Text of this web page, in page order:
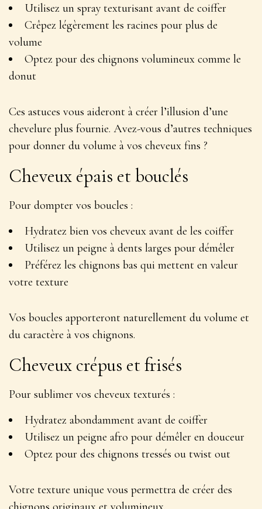
Utilisez un spray texturisant avant de coiffer
Crêpez légèrement les racines pour plus de
volume
Optez pour des chignons volumineux comme le
donut
Ces astuces vous aideront à créer l’illusion d’une
chevelure plus fournie. Avez-vous d’autres techniques
pour donner du volume à vos cheveux fins ?
Cheveux épais et bouclés
Pour dompter vos boucles :
Hydratez bien vos cheveux avant de les coiffer
Utilisez un peigne à dents larges pour démêler
Préférez les chignons bas qui mettent en valeur
votre texture
Vos boucles apporteront naturellement du volume et
du caractère à vos chignons.
Cheveux crépus et frisés
Pour sublimer vos cheveux texturés :
Hydratez abondamment avant de coiffer
Utilisez un peigne afro pour démêler en douceur
Optez pour des chignons tressés ou twist out
Votre texture unique vous permettra de créer des